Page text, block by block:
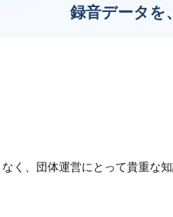
く、団体運営にとって貴重な